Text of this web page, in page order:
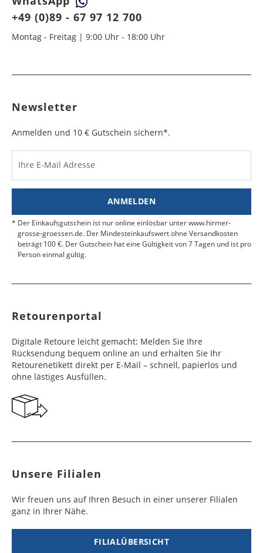
+49 (0)89 - 67 97 12 700
Montag - Freitag | 9:00 Uhr - 18:00 Uhr
Newsletter
Anmelden und 10 € Gutschein sichern*.
Ihre E-Mail Adresse
ANMELDEN
Der Einkaufsgutschein ist nur online einlösbar unter www.hirmer-
grosse-groessen.de. Der Mindesteinkaufswert ohne Versandkosten
beträgt 100 €. Der Gutschein hat eine Gültigkeit von 7 Tagen und ist pro
Person einmal gültig.
Retourenportal
Digitale Retoure leicht gemacht: Melden Sie Ihre
Rücksendung bequem online an und erhalten Sie Ihr
Retourenetikett direkt per E-Mail – schnell, papierlos und
ohne lästiges Ausfüllen.
Unsere Filialen
Wir freuen uns auf Ihren Besuch in einer unserer Filialen
ganz in Ihrer Nähe.
FILIALÜBERSICHT